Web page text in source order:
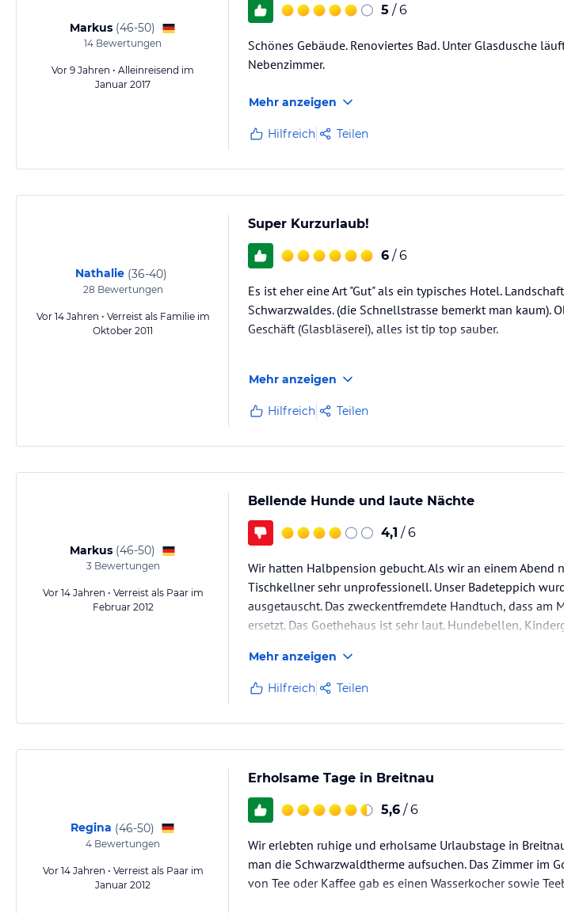
Markus (46-50)
14 Bewertungen
Vor 9 Jahren • Alleinreisend im
Januar 2017
5 / 6
Schönes Gebäude. Renoviertes Bad. Unter Glasdusche
Nebenzimmer.
Mehr anzeigen
Hilfreich Teilen
Nathalie (36-40)
28 Bewertungen
Vor 14 Jahren • Verreist als Familie im
Oktober 2011
Super Kurzurlaub!
6 / 6
Es ist eher eine Art "Gut" als ein typisches Hotel.
Schwarzwaldes. (die Schnellstrasse bemerkt man kaum).
Geschäft (Glasbläserei), alles ist tip top sauber.
Mehr anzeigen
Hilfreich Teilen
Markus (46-50)
3Bewertungen
Vor 14 Jahren • Verreist als Paar im
Februar 2012
Bellende Hunde und laute Nächte
4,1 / 6
Wir hatten Halbpension gebucht. Als wir an einem Abend
Tischkellner sehr unprofessionell. Unser Badeteppich
ausgetauscht. Das zweckentfremdete Handtuch, dass
ersetzt. Das Goethehaus ist sehr laut. Hundebellen,
Mehr anzeigen
Hilfreich Teilen
Regina (46-50)
4 Bewertungen
Vor 14 Jahren • Verreist als Paar im
Januar 2012
Erholsame Tage in Breitnau
5,6 / 6
Wir erlebten ruhige und erholsame Urlaubstage in
man die Schwarzwaldtherme aufsuchen. Das Zimmer im
von Tee oder Kaffee gab es einen Wasserkocher sowie